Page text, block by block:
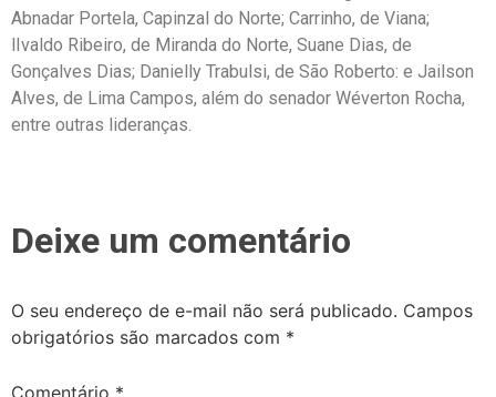
Abnadar Portela, Capinzal do Norte; Carrinho, de Viana;
lIvaldo Ribeiro, de Miranda do Norte, Suane Dias, de
Gonçalves Dias; Danielly Trabulsi, de São Roberto: e Jailson
Alves, de Lima Campos, além do senador Wéverton Rocha,
entre outras lideranças.
Deixe um comentário
O seu endereço de e-mail não será publicado. Campos
obrigatórios são marcados com *
Comentário *